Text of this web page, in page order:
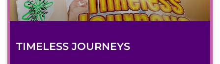
TIMELESS JOURNEYS